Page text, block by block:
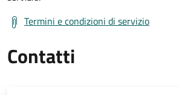
Termini e condizioni di servizio
Contatti